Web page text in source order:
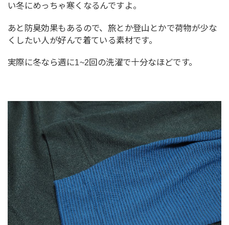
い冬にめっちゃ寒くなるんですよ。
あと防臭効果もあるので、旅とか登山とかで荷物が少な
くしたい人が好んで着ている素材です。
実際に冬なら週に1~2回の洗濯で十分なほどです。